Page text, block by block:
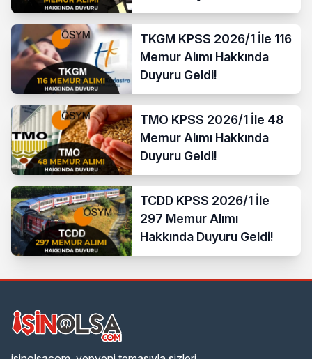
TKGM KPSS 2026/1 İle 116
Memur Alımı Hakkında
Duyuru Geldi!
TMO KPSS 2026/1 İle 48
Memur Alımı Hakkında
Duyuru Geldi!
TCDD KPSS 2026/1 İle
297 Memur Alımı
Hakkında Duyuru Geldi!